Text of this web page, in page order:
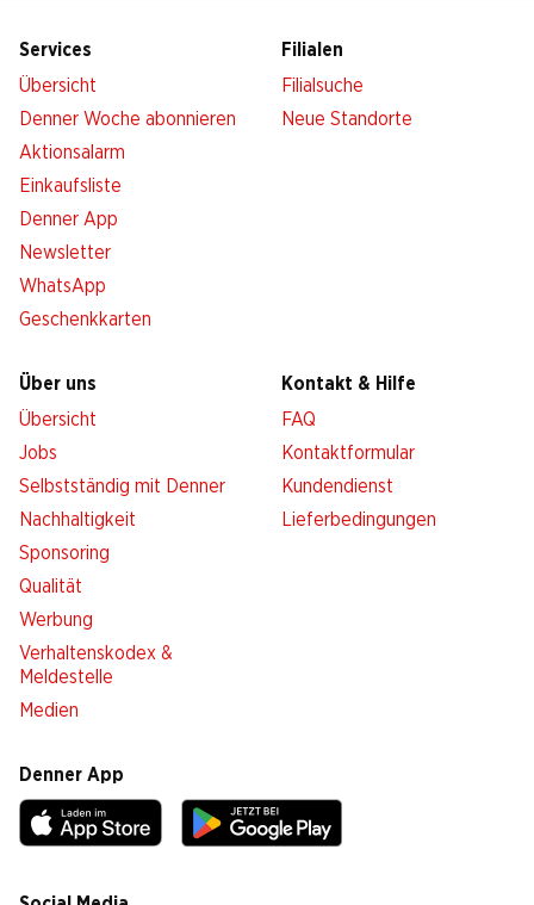
Services
Übersicht
Denner Woche abonnieren
Aktionsalarm
Einkaufsliste
Denner App
Newsletter
WhatsApp
Geschenkkarten
Filialen
Filialsuche
Neue Standorte
Über uns
Übersicht
Jobs
Selbstständig mit Denner
Nachhaltigkeit
Sponsoring
Qualität
Werbung
Verhaltenskodex &
Meldestelle
Medien
Kontakt & Hilfe
FAQ
Kontaktformular
Kundendienst
Lieferbedingungen
Denner App